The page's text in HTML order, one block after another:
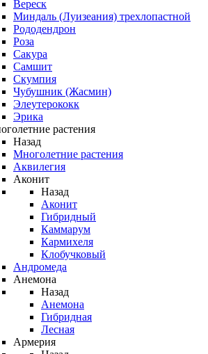
Вереск
Миндаль (Луизеания) трехлопастной
Рододендрон
Роза
Сакура
Самшит
Скумпия
Чубушник (Жасмин)
Элеутерококк
Эрика
растения
Назад
Многолетние растения
Аквилегия
Аконит
Назад
Аконит
Гибридный
Каммарум
Кармихеля
Клобучковый
Андромеда
Анемона
Назад
Анемона
Гибридная
Лесная
Армерия